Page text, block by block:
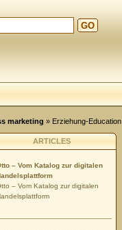
GO
marketing » Erziehung-Education
ARTICLES
– Vom Katalog zur digitalen
– Vom Katalog zur digitalen